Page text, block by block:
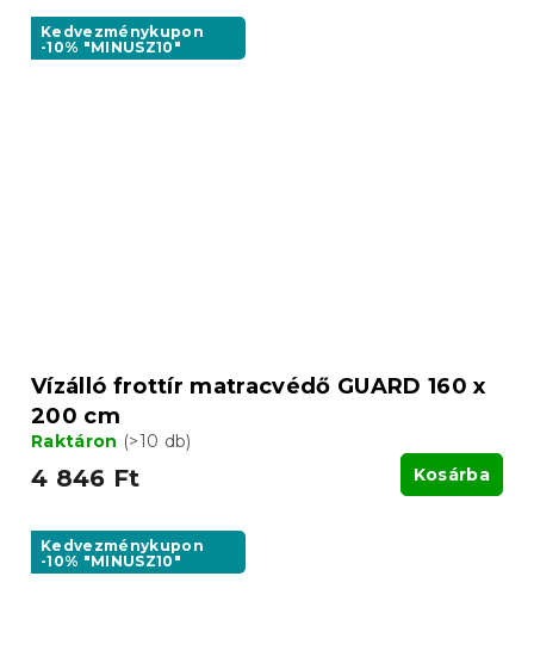
Kedvezménykupon
-10% "MINUSZ10"
Vízálló frottír matracvédő GUARD 160 x
200 cm
Raktáron (>10 db)
4 846 Ft Kosárba
Kedvezménykupon
-10% "MINUSZ10"